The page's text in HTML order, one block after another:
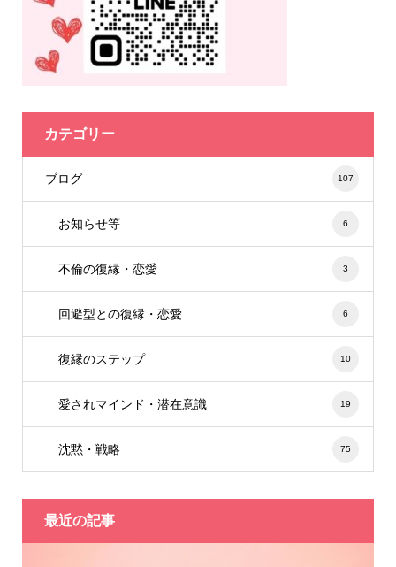
カテゴリー
ブログ 107
お知らせ等 6
不倫の復縁・恋愛 3
回避型との復縁・恋愛 6
復縁のステップ 10
愛されマインド・潜在意識 19
沈黙・戦略 75
最近の記事